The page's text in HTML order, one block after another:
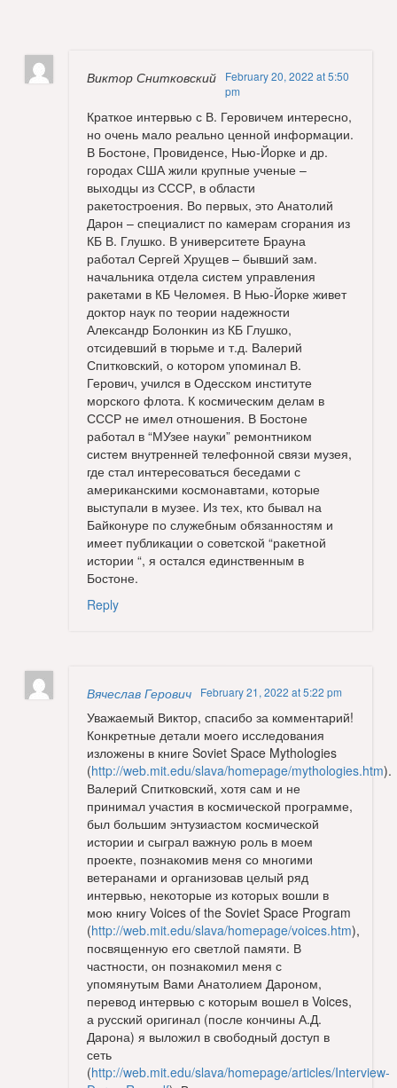
Виктор Снитковский
February 20, 2022 at 5:50
pm
Краткое интервью с В. Геровичем интересно,
но очень мало реально ценной информации.
В Бостоне, Провиденсе, Нью-Йорке и др.
городах США жили крупные ученые –
выходцы из СССР, в области
ракетостроения. Во первых, это Анатолий
Дарон – специалист по камерам сгорания из
КБ В. Глушко. В университете Брауна
работал Сергей Хрущев – бывший зам.
начальника отдела систем управления
ракетами в КБ Челомея. В Нью-Йорке живет
доктор наук по теории надежности
Александр Болонкин из КБ Глушко,
отсидевший в тюрьме и т.д. Валерий
Спитковский, о котором упоминал В.
Герович, учился в Одесском институте
морского флота. К космическим делам в
СССР не имел отношения. В Бостоне
работал в “МУзее науки” ремонтником
систем внутренней телефонной связи музея,
где стал интересоваться беседами с
американскими космонавтами, которые
выступали в музее. Из тех, кто бывал на
Байконуре по служебным обязанностям и
имеет публикации о советской “ракетной
истории “, я остался единственным в
Бостоне.
Reply
Вячеслав Герович February 21, 2022 at 5:22 pm
Уважаемый Виктор, спасибо за комментарий!
Конкретные детали моего исследования
изложены в книге Soviet Space Mythologies
(http://web.mit.edu/slava/homepage/mythologies.htm).
Валерий Спитковский, хотя сам и не
принимал участия в космической программе,
был большим энтузиастом космической
истории и сыграл важную роль в моем
проекте, познакомив меня со многими
ветеранами и организовав целый ряд
интервью, некоторые из которых вошли в
мою книгу Voices of the Soviet Space Program
(http://web.mit.edu/slava/homepage/voices.htm),
посвященную его светлой памяти. В
частности, он познакомил меня с
упомянутым Вами Анатолием Дароном,
перевод интервью с которым вошел в Voices,
а русский оригинал (после кончины А.Д.
Дарона) я выложил в свободный доступ в
сеть
(http://web.mit.edu/slava/homepage/articles/Interview-